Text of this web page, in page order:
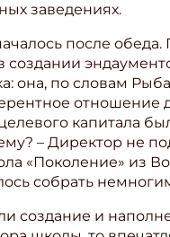
заведениях.
после
создании
она, по словам
отношение
капитала
– Директор не
«Поколение» из
собрать
создание и